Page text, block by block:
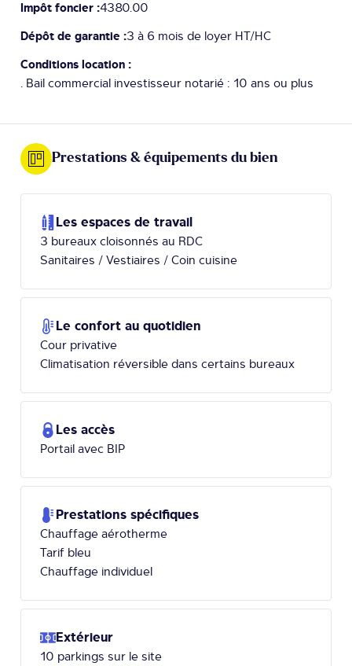
Impôt foncier :4380.00
Dépôt de garantie :3 à 6 mois de loyer HT/HC
Conditions location :
. Bail commercial investisseur notarié : 10 ans ou plus
Prestations & équipements du bien
Les espaces de travail
3 bureaux cloisonnés au RDC
Sanitaires / Vestiaires / Coin cuisine
Le confort au quotidien
Cour privative
Climatisation réversible dans certains bureaux
Les accès
Portail avec BIP
Prestations spécifiques
Chauffage aérotherme
Tarif bleu
Chauffage individuel
Extérieur
10 parkings sur le site